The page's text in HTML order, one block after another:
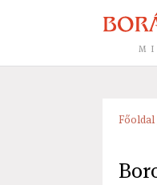
Főoldal